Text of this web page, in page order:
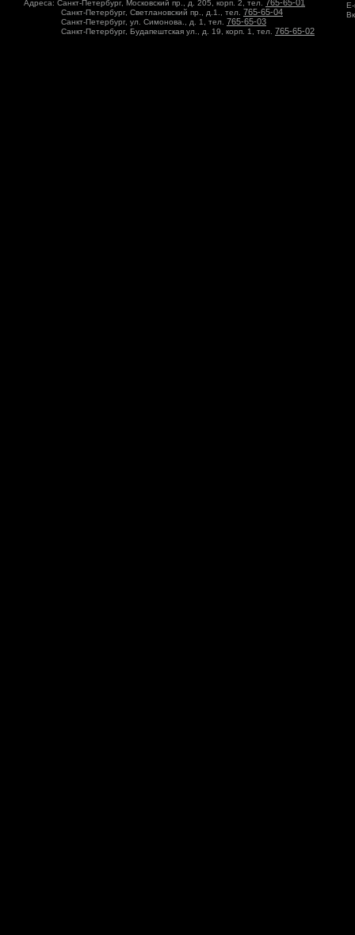
Адреса: Санкт-Петербург, Московский пр., д. 205, корп. 2, тел. 765-65-01
Санкт-Петербург, Светлановский пр., д.1., тел. 765-65-04
Санкт-Петербург, ул. Симонова., д. 1, тел. 765-65-03
Санкт-Петербург, Будапештская ул., д. 19, корп. 1, тел. 765-65-02